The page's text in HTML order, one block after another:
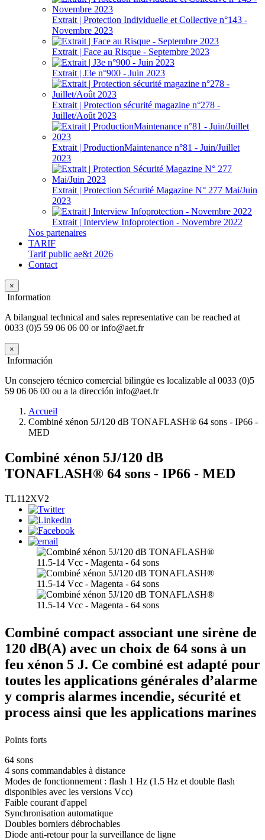
Extrait | Protection Individuelle et Collective n°143 -
Novembre 2023
Extrait | Face au Risque - Septembre 2023
Extrait | J3e n°900 - Juin 2023
Extrait | Protection sécurité magazine n°278 -
Juillet/Août 2023
Extrait | ProductionMaintenance n°81 - Juin/Juillet
2023
Extrait | Protection Sécurité Magazine N° 277 Mai/Juin
2023
Extrait | Interview Infoprotection - Novembre 2022
Nos partenaires
TARIF
Tarif public ae&t 2026
Contact
×
Information
A bilangual technical and sales representative can be reached at
0033 (0)5 59 06 06 00 or info@aet.fr
×
Información
Un consejero técnico comercial bilingüe es localizable al 0033 (0)5
59 06 06 00 ou a la dirección info@aet.fr
Accueil
Combiné xénon 5J/120 dB TONAFLASH® 64 sons - IP66 -
MED
Combiné xénon 5J/120 dB
TONAFLASH® 64 sons - IP66 - MED
TL112XV2
Combiné compact associant une sirène de
120 dB(A) avec un choix de 64 sons à un
feu xénon 5 J. Ce combiné est adapté pour
toutes les applications générales d’alarme
y compris alarmes incendie, sécurité et
process ainsi que les applications marines
Points forts
64 sons
4 sons commandables à distance
Modes de fonctionnement : flash 1 Hz (1.5 Hz et double flash
disponibles avec les versions Vcc)
Faible courant d'appel
Synchronisation automatique
Doubles borniers débrochables
Diode anti-retour pour la surveillance de ligne